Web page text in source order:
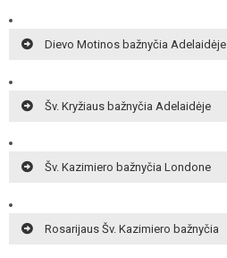
Dievo Motinos bažnyčia Adelaidėje
Šv. Kryžiaus bažnyčia Adelaidėje
Šv. Kazimiero bažnyčia Londone
Rosarijaus Šv. Kazimiero bažnyčia